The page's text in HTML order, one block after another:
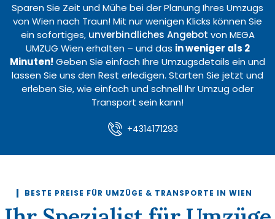
Sparen Sie Zeit und Mühe bei der Planung Ihres Umzugs
von Wien nach Traun! Mit nur wenigen Klicks können Sie
ein sofortiges, unverbindliches Angebot von MEGA
UMZUG Wien erhalten – und das in weniger als 2
Minuten! Geben Sie einfach Ihre Umzugsdetails ein und
lassen Sie uns den Rest erledigen. Starten Sie jetzt und
erleben Sie, wie einfach und schnell Ihr Umzug oder
Transport sein kann!
+4314171293
BESTE PREISE FÜR UMZÜGE & TRANSPORTE IN WIEN